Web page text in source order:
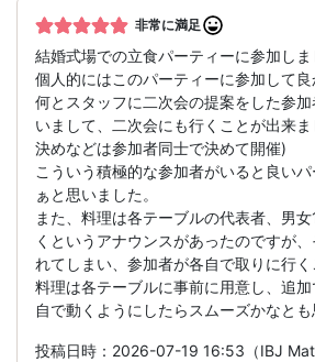
非常に満足
結婚式場での立食パーティーに参加し
個人的にはこのパーティーに参加して良
何とスタッフに二次会の提案をした参
いまして、二次会にも行くことが出来
決めなどは参加者同士で決めて開催)
こういう積極的な参加者がいると良い
ぁと思いました。
また、料理は各テーブルの代表者、男
くというアナウンスがあったのですが
れてしまい、参加者が各自で取りに行く
料理は各テーブルに事前に用意し、追
自で動くようにしたらスムーズかなとも
投稿日時：2026-07-19 16:53（IBJ